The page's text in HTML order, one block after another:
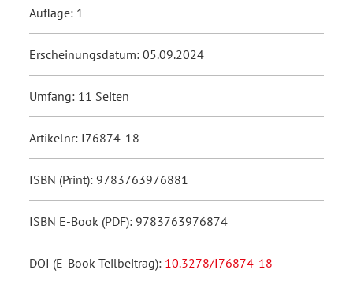
Auflage: 1
Erscheinungsdatum: 05.09.2024
Umfang: 11 Seiten
Artikelnr: I76874-18
ISBN (Print): 9783763976881
ISBN E-Book (PDF): 9783763976874
DOI (E-Book-Teilbeitrag): 10.3278/I76874-18